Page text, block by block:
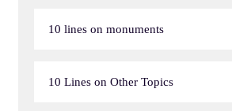
10 lines on monuments
10 Lines on Other Topics